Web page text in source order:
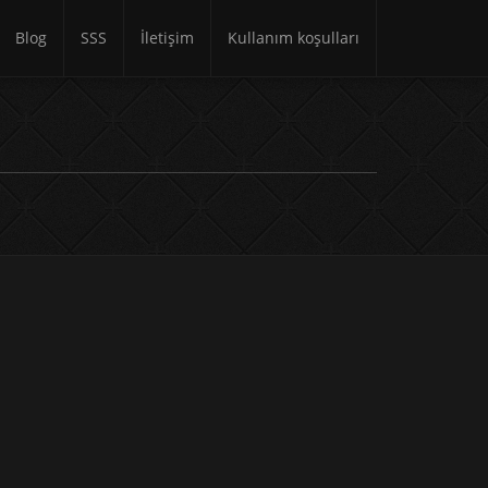
Blog SSS İletişim Kullanım koşulları